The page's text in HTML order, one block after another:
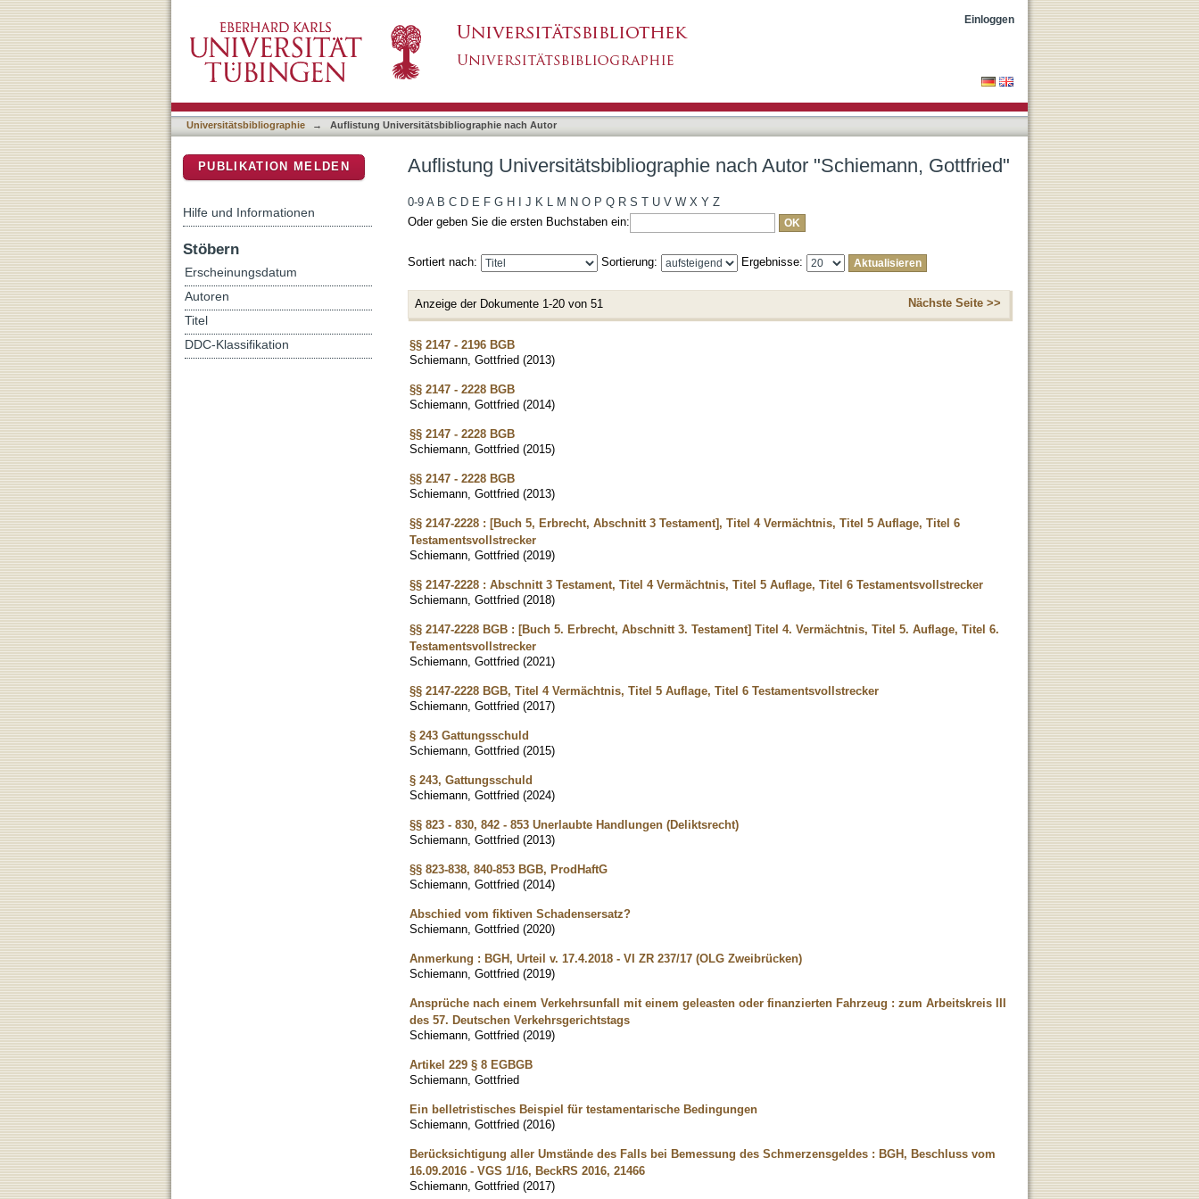
Einloggen
Universitätsbibliographie → Auflistung Universitätsbibliographie nach Autor
Auflistung Universitätsbibliographie nach Autor "Schiemann, Gottfried"
0-9 A B C D E F G H J K L M N O P Q R S T U V W X Y Z
Oder geben Sie die ersten Buchstaben ein:
Sortiert nach: Sortierung: Ergebnisse:
Anzeige der Dokumente 1-20 von 51 Nächste Seite >>
§§ 2147 - 2196 BGB
Schiemann, Gottfried (2013)
§§ 2147 - 2228 BGB
Schiemann, Gottfried (2014)
§§ 2147 - 2228 BGB
Schiemann, Gottfried (2015)
§§ 2147 - 2228 BGB
Schiemann, Gottfried (2013)
§§ 2147-2228 : [Buch 5, Erbrecht, Abschnitt 3 Testament], Titel 4 Vermächtnis, Titel 5 Auflage, Titel 6
Testamentsvollstrecker
Schiemann, Gottfried (2019)
§§ 2147-2228 : Abschnitt 3 Testament, Titel 4 Vermächtnis, Titel 5 Auflage, Titel 6 Testamentsvollstrecker
Schiemann, Gottfried (2018)
§§ 2147-2228 BGB : [Buch 5. Erbrecht, Abschnitt 3. Testament] Titel 4. Vermächtnis, Titel 5. Auflage, Titel 6.
Testamentsvollstrecker
Schiemann, Gottfried (2021)
§§ 2147-2228 BGB, Titel 4 Vermächtnis, Titel 5 Auflage, Titel 6 Testamentsvollstrecker
Schiemann, Gottfried (2017)
§ 243 Gattungsschuld
Schiemann, Gottfried (2015)
§ 243, Gattungsschuld
Schiemann, Gottfried (2024)
§§ 823 - 830, 842 - 853 Unerlaubte Handlungen (Deliktsrecht)
Schiemann, Gottfried (2013)
§§ 823-838, 840-853 BGB, ProdHaftG
Schiemann, Gottfried (2014)
Abschied vom fiktiven Schadensersatz?
Schiemann, Gottfried (2020)
Anmerkung : BGH, Urteil v. 17.4.2018 - VI ZR 237/17 (OLG Zweibrücken)
Schiemann, Gottfried (2019)
Ansprüche nach einem Verkehrsunfall mit einem geleasten oder finanzierten Fahrzeug : zum Arbeitskreis III
des 57. Deutschen Verkehrsgerichtstags
Schiemann, Gottfried (2019)
Artikel 229 § 8 EGBGB
Schiemann, Gottfried
Ein belletristisches Beispiel für testamentarische Bedingungen
Schiemann, Gottfried (2016)
Berücksichtigung aller Umstände des Falls bei Bemessung des Schmerzensgeldes : BGH, Beschluss vom
16.09.2016 - VGS 1/16, BeckRS 2016, 21466
Schiemann, Gottfried (2017)
PUBLIKATION MELDEN
Hilfe und Informationen
Stöbern
Erscheinungsdatum
Autoren
Titel
DDC-Klassifikation